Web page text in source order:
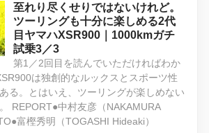
至れり尽くせりではないけれど。
ツーリングも十分に楽しめる2代
目ヤマハXSR900｜1000kmガチ
試乗3／3
第1／2回目を読んでいただければわか
は独創的なルックスとスポーツ性
る。とはいえ、ツーリングが楽しめない
REPORT●中村友彦（NAKAMURA
富樫秀明（TOGASHI Hideaki）